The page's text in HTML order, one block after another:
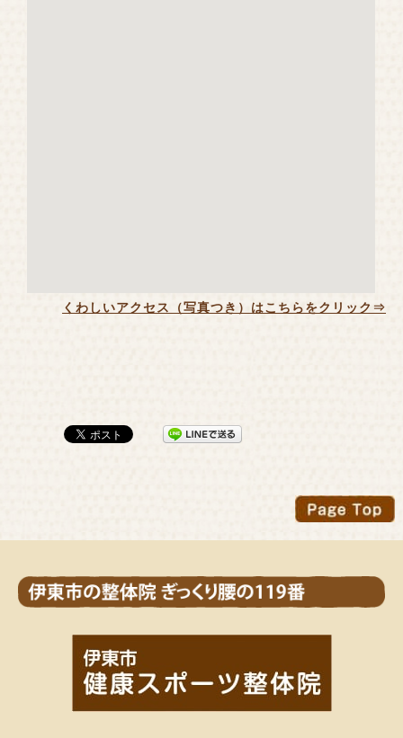
くわしいアクセス（写真つき）はこちらをクリック⇒